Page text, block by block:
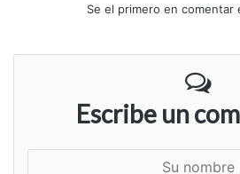
Se el primero en comentar
Escribe un